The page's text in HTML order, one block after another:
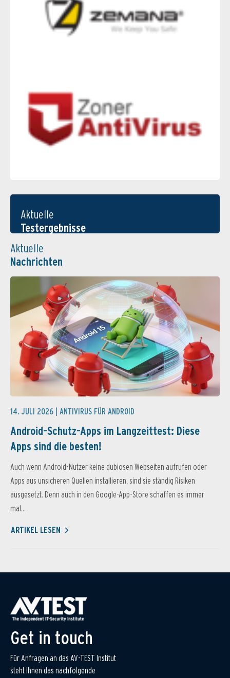
Aktuelle
Testergebnisse
Aktuelle
Nachrichten
14. JULI 2026 | ANTIVIRUS FÜR ANDROID
Android-Schutz-Apps im Langzeittest: Diese
Apps sind die besten!
Auch wenn Android-Nutzer keine dubiosen Webseiten aufrufen oder
Apps aus unsicheren Quellen installieren, sind sie ständig Risiken
ausgesetzt. Denn auch in den Google-App-Store schaffen es immer
mal...
ARTIKEL LESEN
Get in touch
Für Anfragen an das AV-TEST Institut
steht Ihnen das nachfolgende